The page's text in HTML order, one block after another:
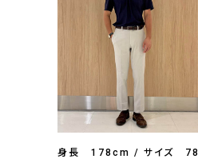
身長 178cm / サイズ 78